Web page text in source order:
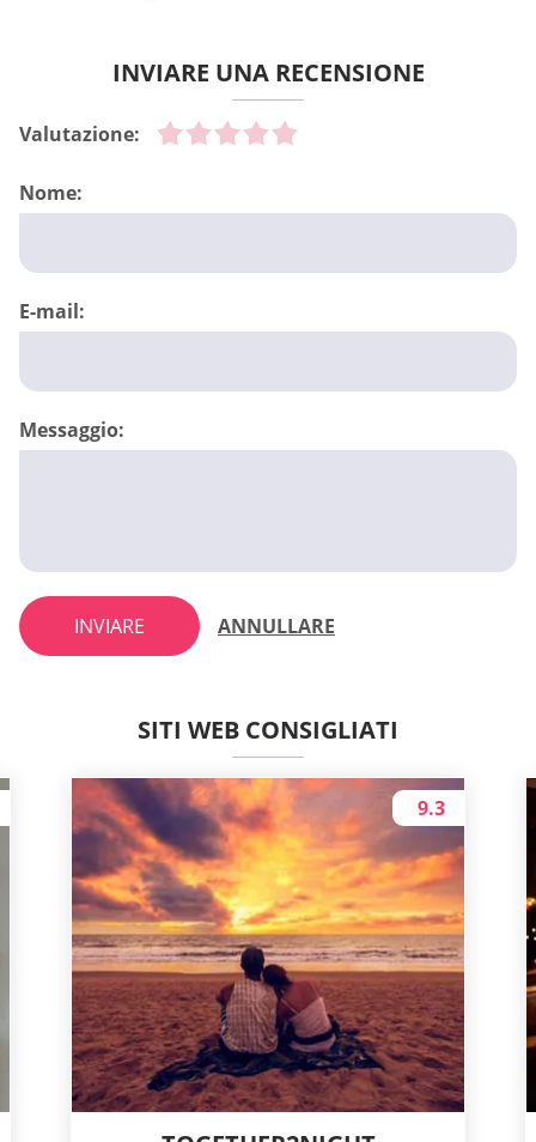
INVIARE UNA RECENSIONE
Valutazione:
Nome:
E-mail:
Messaggio:
INVIARE ANNULLARE
SITI WEB CONSIGLIATI
9.3